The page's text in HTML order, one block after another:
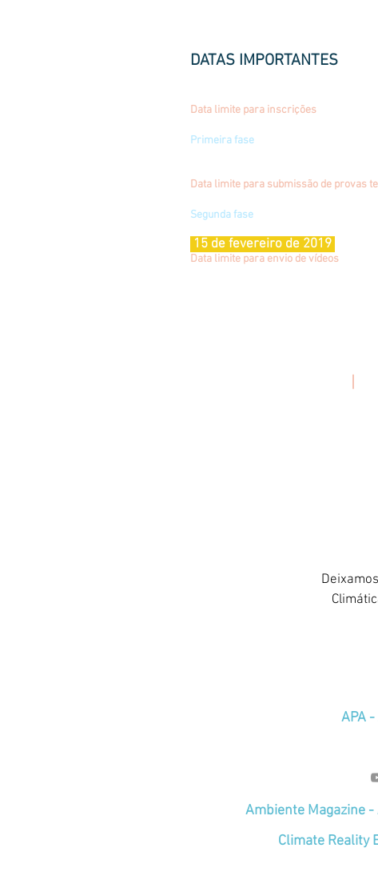
DATAS IMPORTANTES
Data limite para inscrições
Primeira fase
Data limite para submissão de provas
Segunda fase
15 de fevereiro de 2019
Data limite para envio de vídeos
|
APA
Ambiente Magazine
Climate Reality